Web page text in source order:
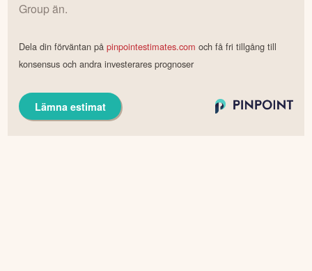
Groupän.
Dela din förväntan påpinpointestimates.com och få fri tillgång till
konsensus och andra investerares prognoser
Lämna estimat